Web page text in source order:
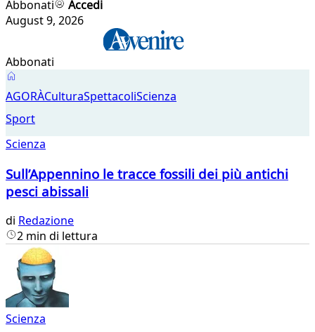
Abbonati
Accedi
August 9, 2026
Abbonati
Scienza
AGORÀCulturaSpettacoliScienza
Sport
Scienza
Sull’Appennino le tracce fossili dei più antichi
pesci abissali
di Redazione
2 min di lettura
Scienza